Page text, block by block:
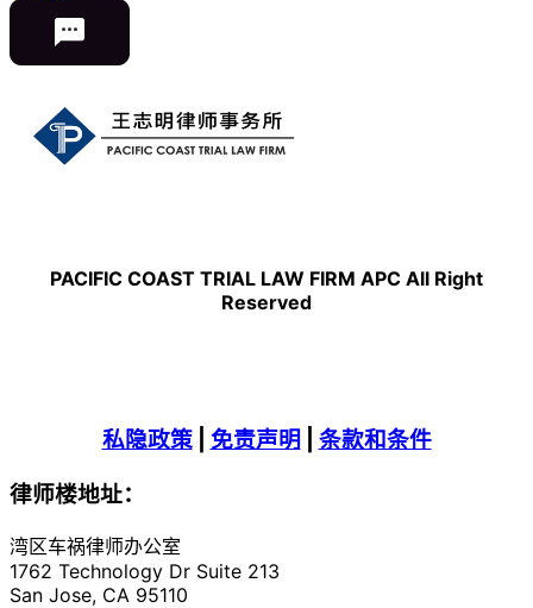
PACIFIC COAST TRIAL LAW FIRM APC All Right
Reserved
私隐政策| 免责声明
条款和条件
律师楼地址：
湾区车祸律师办公室
1762 Technology Dr Suite 213
San Jose, CA 95110